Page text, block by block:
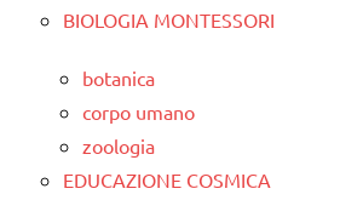
BIOLOGIA MONTESSORI
botanica
corpo umano
zoologia
EDUCAZIONE COSMICA